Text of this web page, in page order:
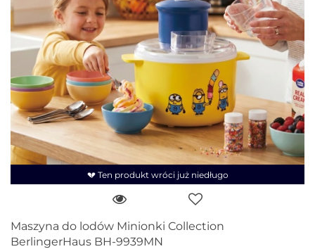
💔 Ten produkt wróci już niedługo
Maszyna do lodów Minionki Collection
BerlingerHaus BH-9939MN